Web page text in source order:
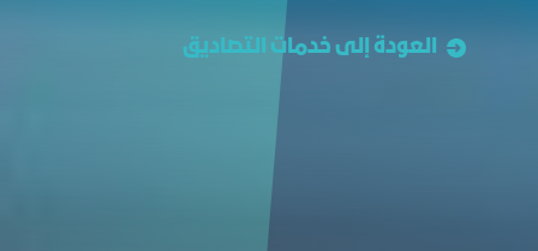
العودة إلى خدمات التصاديق